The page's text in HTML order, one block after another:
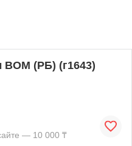
ВОМ (РБ) (г1643)
— 10 000 ₸